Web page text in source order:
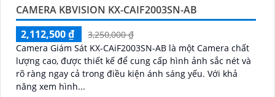
CAMERA KBVISION KX-CAIF2003SN-AB
2,112,500 ₫
3,250,000 ₫
Camera Giám Sát KX-CAiF2003SN-AB là một Camera chất
lượng cao, được thiết kế để cung cấp hình ảnh sắc nét và
rõ ràng ngay cả trong điều kiện ánh sáng yếu. Với khả
năng xem hình...